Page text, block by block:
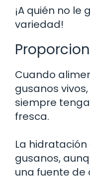
¡A quién no le
variedad!
Cuando
gusanos
siempre
fresca.
La hidratación
gusanos,
una fuente de